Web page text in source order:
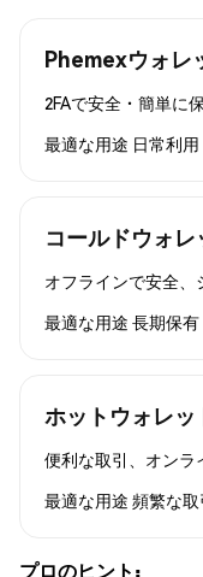
Phemexウォレ
2FAで安全・簡単に保
最適な用途 日常利用
コールドウォレ
オフラインで安全、
最適な用途 長期保有
ホットウォレッ
便利な取引、オンラ
最適な用途 頻繁な取
プロのヒント: